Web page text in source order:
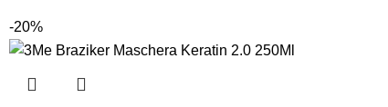
-20%